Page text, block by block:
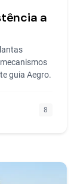
a
guia Aegro.
8